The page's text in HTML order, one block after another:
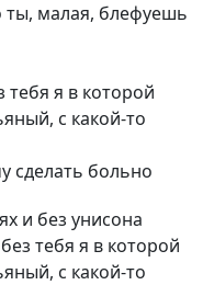
ты, малая, блефуешь
я в которой
с какой-то
сделать больно
и без унисона
тебя я в которой
с какой-то